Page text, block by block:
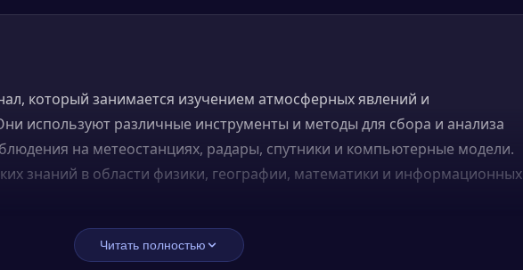
который занимается изучением атмосферных явлений и
используют различные инструменты и методы для сбора и анализа
на метеостанциях, радары, спутники и компьютерные модели.
знаний в области физики, географии, математики и информационных
атмосферные явления, такие как атмосферное давление,
Читать полностью